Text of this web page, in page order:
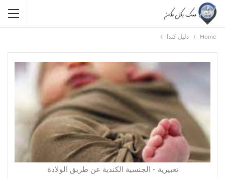
Home دليل كندا
تعبيرية - الجنسية الكندية عن طريق الولادة